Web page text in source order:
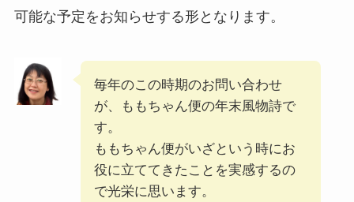
可能な予定をお知らせする形となります。
毎年のこの時期のお問い合わせ
が、ももちゃん便の年末風物詩で
す。
ももちゃん便がいざという時にお
役に立ててきたことを実感するの
で光栄に思います。